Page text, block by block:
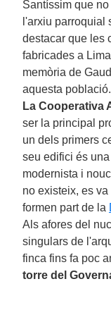
Santíssim que
l'arxiu parroquial
destacar que les
fabricades a
memòria de
aquesta població.
La Cooperativa
ser la principal
un dels primers
seu edifici és
modernista i
no existeix, es
formen part de la
Als afores del
singulars de
finca fins fa poc
torre del